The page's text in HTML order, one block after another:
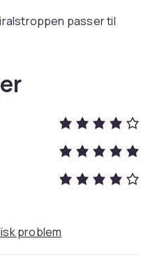
passer til
ikke lading og andre
sikkerhetsstroppen
og dermed
problem